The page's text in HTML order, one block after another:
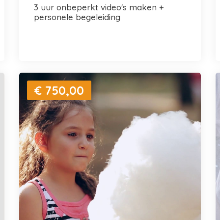
3 uur onbeperkt video's maken +
personele begeleiding
€ 750,00